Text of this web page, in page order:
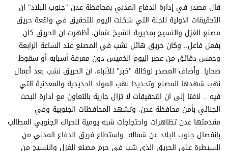
قال مصدر في إدارة الدفاع المدني بمحافظة عدن "جنوب البلاد" ان
التحقيقات الأولية للجنة التي شكلت اليوم للتحقيق في واقعة حريق
مصنع الغزل والنسيج بمديرية الشيخ عثمان، أظهرت ان الحريق كان
بفعل فاعل.. وكان حريق هائل نشب في المصنع عند الساعة الرابعة
وخمس دقائق من عصر اليوم الخميس دون معرفة أسبابه أو سقوط
ضحايا. وأضاف المصدر لوكالة "خبر" للأنباء، ان الحريق نشب بعد أعمال
نهب شهدها المصنع وتحديدا نهب المواد الحديدية والمعدنية التي
فيه .. لافتا إلى ان التحقيقات لا تزال جارية بالتعاون مع ادارة البحث
الجنائي بأمن محافظة عدن. وتشهد المحافظات الجنوبية وفي
مقدمتها عدن تظاهرات واحتجاجات شبه يومية للحراك الجنوبي المطالب
بانفصال جنوب البلاد عن شماله. واستطاع فريق الدفاع المدني من
السيطرة على الحريق الذي شب في حرم مصنع الغزل والنسيج من